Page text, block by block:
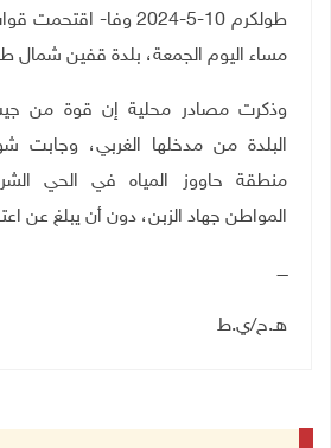
طولكرم 10-5-2024 وفا-
مساء اليوم الجمعة، بلدة قفين شمال
‏وذكرت مصادر محلية إن قوة من
البلدة من مدخلها الغربي، وجابت
منطقة حاووز المياه في الحي
المواطن جهاد الزبن، دون أن يبلغ عن
ــــ
هـ.ح/ي.ط